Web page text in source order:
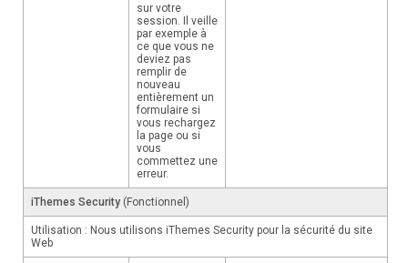
sur votre
session. Il veille
par exemple à
ce que vous ne
deviez pas
remplir de
nouveau
entièrement un
formulaire si
vous rechargez
la page ou si
vous
commettez une
erreur.
iThemes Security (Fonctionnel)
Utilisation : Nous utilisons iThemes Security pour la sécurité du site
Web